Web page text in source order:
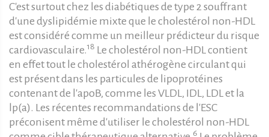
C'est surtout chez les diabétiques de type 2 souffrant
d'une dyslipidémie mixte que le cholestérol non-HDL
est considéré comme un meilleur prédicteur du risque
cardiovasculaire.18 Le cholestérol non-HDL contient
en effet tout le cholestérol athérogène circulant qui
est présent dans les particules de lipoprotéines
contenant de l'apoB, comme les VLDL, IDL, LDL et la
lp(a). Les récentes recommandations de l'ESC
préconisent même d'utiliser le cholestérol non-HDL
6